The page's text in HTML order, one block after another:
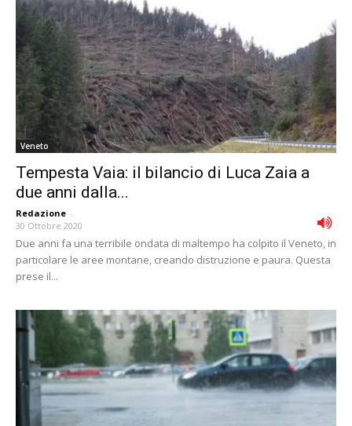
Veneto
Tempesta Vaia: il bilancio di Luca Zaia a
due anni dalla...
Redazione -
30 Ottobre 2020
Due anni fa una terribile ondata di maltempo ha colpito il Veneto, in
particolare le aree montane, creando distruzione e paura. Questa
prese il...